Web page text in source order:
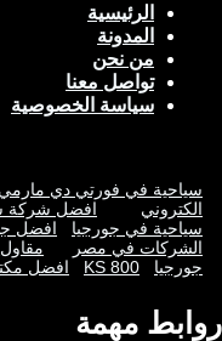
الرئيسية
المدونة
من نحن
تواصل معنا
سياسة الخصوصية
سياحية في فورتي دي مارمي
الكتروني
افضل شركة
سياحية في جورجيا
افضل
الشركات في مصر
جورجيا
KS 800 افضل
روابط مهمة